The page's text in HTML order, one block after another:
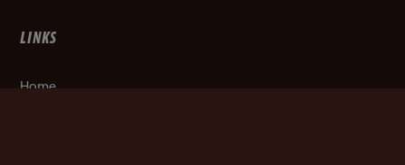
LINKS
Home